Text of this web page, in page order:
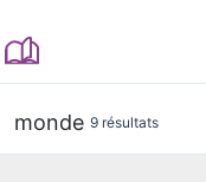
monde 9 résultats